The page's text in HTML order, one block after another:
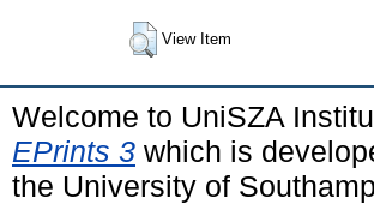
View Item
Welcome to UniSZA
EPrints 3 which is
the University of